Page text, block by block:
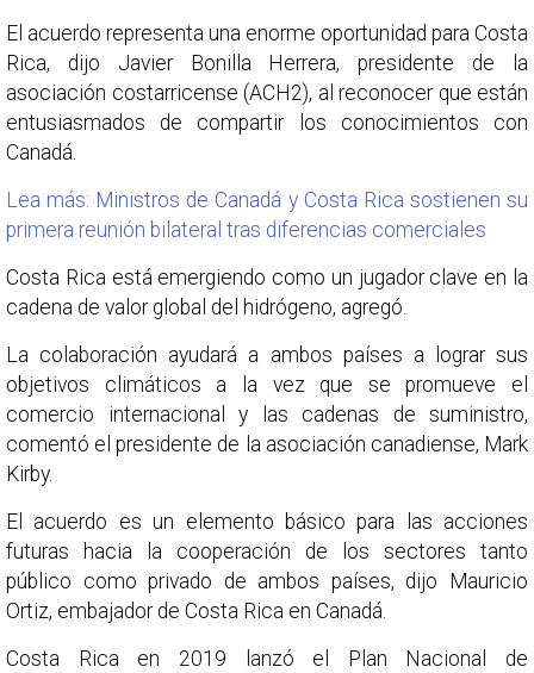
El acuerdo representa una enorme oportunidad para Costa
Rica, dijo Javier Bonilla Herrera, presidente de la
asociación costarricense (ACH2), al reconocer que están
entusiasmados de compartir los conocimientos con
Canadá.
Lea más: Ministros de Canadá y Costa Rica sostienen su
primera reunión bilateral tras diferencias comerciales
Costa Rica está emergiendo como un jugador clave en la
cadena de valor global del hidrógeno, agregó.
La colaboración ayudará a ambos países a lograr sus
objetivos climáticos a la vez que se promueve el
comercio internacional y las cadenas de suministro,
comentó el presidente de la asociación canadiense, Mark
Kirby.
El acuerdo es un elemento básico para las acciones
futuras hacia la cooperación de los sectores tanto
público como privado de ambos países, dijo Mauricio
Ortiz, embajador de Costa Rica en Canadá.
Costa Rica en 2019 lanzó el Plan Nacional de